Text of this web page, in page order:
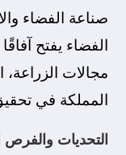
صناعة الفضاء
الفضاء يفتح
مجالات الزراعة،
المملكة في
التحديات والفرص